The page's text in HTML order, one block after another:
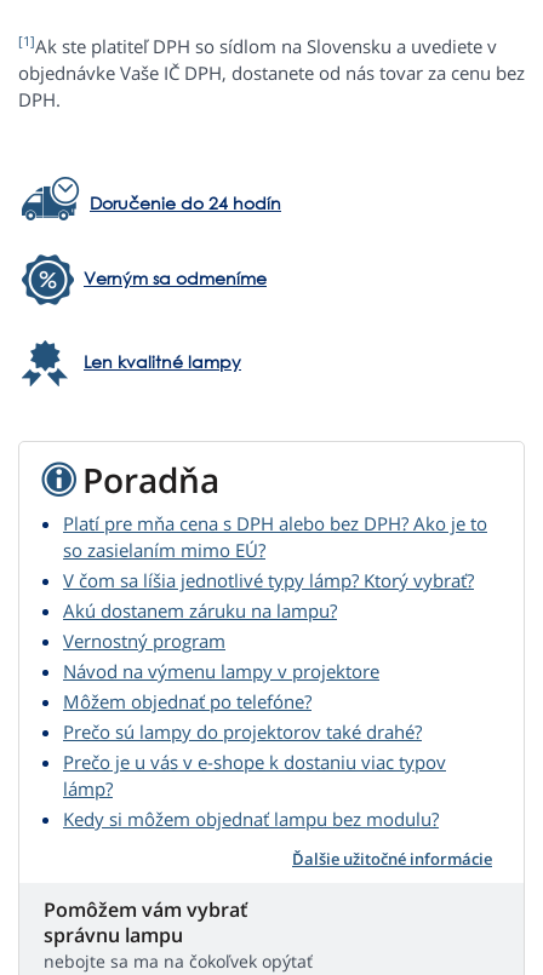
[1]Ak ste platiteľ DPH so sídlom na Slovensku a uvediete v
objednávke Vaše IČ DPH, dostanete od nás tovar za cenu bez
DPH.
Doručenie do 24 hodín
Verným sa odmeníme
Len kvalitné lampy
Poradňa
Platí pre mňa cena s DPH alebo bez DPH? Ako je to
so zasielaním mimo EÚ?
V čom sa líšia jednotlivé typy lámp? Ktorý vybrať?
Akú dostanem záruku na lampu?
Vernostný program
Návod na výmenu lampy v projektore
Môžem objednať po telefóne?
Prečo sú lampy do projektorov také drahé?
Prečo je u vás v e-shope k dostaniu viac typov
lámp?
Kedy si môžem objednať lampu bez modulu?
Ďalšie užitočné informácie
Pomôžem vám vybrať
správnu lampu
nebojte sa ma na čokoľvek opýtať